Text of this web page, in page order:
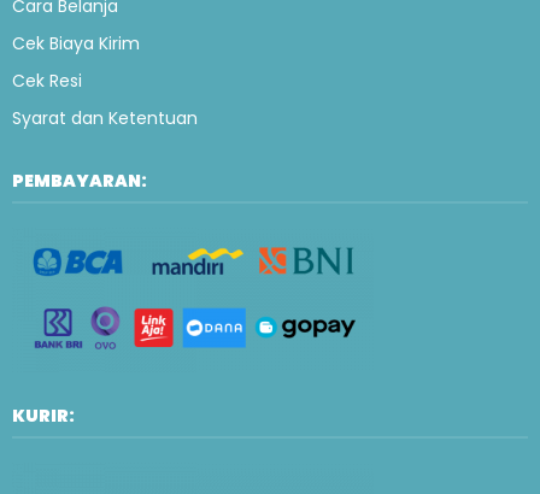
Cara Belanja
Cek Biaya Kirim
Cek Resi
Syarat dan Ketentuan
PEMBAYARAN:
KURIR: